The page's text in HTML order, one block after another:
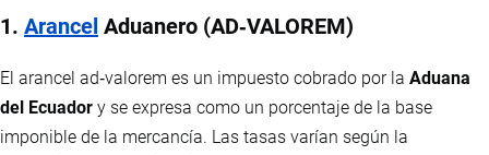
1. Arancel Aduanero (AD‑VALOREM)
El arancel ad‑valorem es un impuesto cobrado por la Aduana
del Ecuador y se expresa como un porcentaje de la base
imponible de la mercancía. Las tasas varían según la